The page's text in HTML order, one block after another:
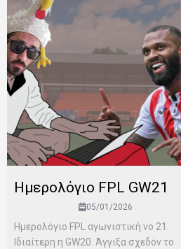
Ημερολόγιο FPL GW21
05/01/2026
Ημερολόγιο FPL αγωνιστική νο 21.
Ιδιαίτερη η GW20. Άγγιξα σχεδόν το